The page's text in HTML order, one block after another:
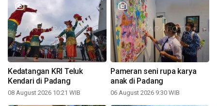
Kedatangan KRI Teluk
Kendari di Padang
08 August 2026 10:21 WIB
Pameran seni rupa karya
anak di Padang
06 August 2026 9:30 WIB